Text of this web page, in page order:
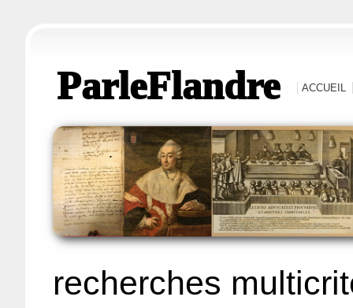
ParleFlandre ACCUEIL
recherches